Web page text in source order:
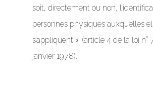
soit, directement ou non,
personnes physiques auxquelles
s’appliquent » (article 4 de la loi n°
janvier 1978).